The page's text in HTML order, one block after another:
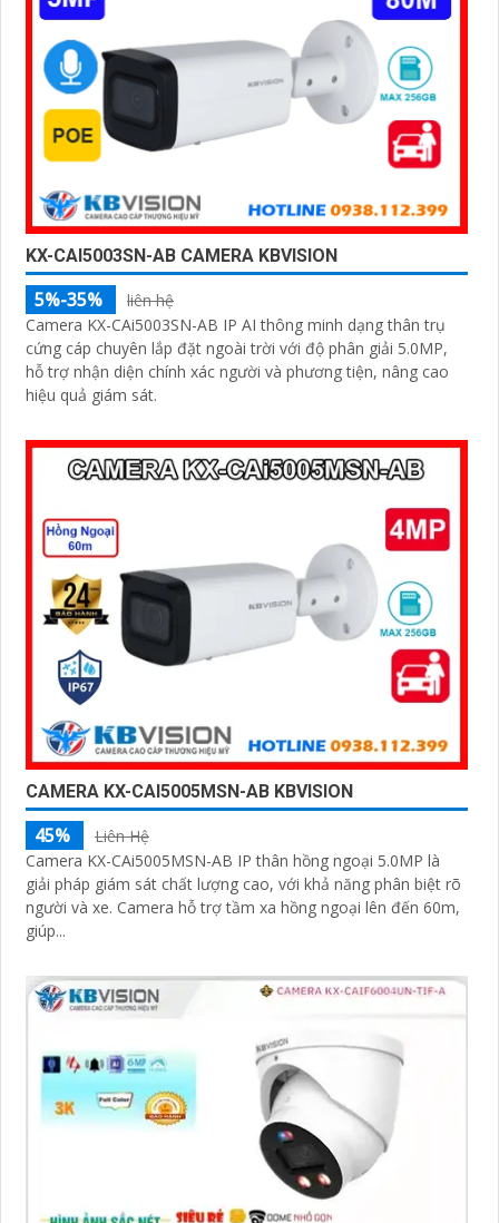
KX-CAI5003SN-AB CAMERA KBVISION
5%-35%
liên hệ
Camera KX-CAi5003SN-AB IP AI thông minh dạng thân trụ
cứng cáp chuyên lắp đặt ngoài trời với độ phân giải 5.0MP,
hỗ trợ nhận diện chính xác người và phương tiện, nâng cao
hiệu quả giám sát.
CAMERA KX-CAI5005MSN-AB KBVISION
45%
Liên Hệ
Camera KX-CAi5005MSN-AB IP thân hồng ngoại 5.0MP là
giải pháp giám sát chất lượng cao, với khả năng phân biệt rõ
người và xe. Camera hỗ trợ tầm xa hồng ngoại lên đến 60m,
giúp...